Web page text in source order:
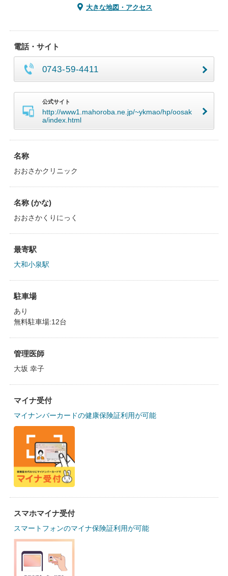
大きな地図・アクセス
電話・サイト
0743-59-4411
公式サイト
http://www1.mahoroba.ne.jp/~ykmao/hp/oosak
a/index.html
名称
おおさかクリニック
名称 (かな)
おおさかくりにっく
最寄駅
大和小泉駅
駐車場
あり
無料駐車場:12台
管理医師
大坂 幸子
マイナ受付
マイナンバーカードの健康保険証利用が可能
スマホマイナ受付
スマートフォンのマイナ保険証利用が可能